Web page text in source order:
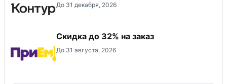
До 31 декабря, 2026
Скидка до 32% на заказ
До 31 августа, 2026